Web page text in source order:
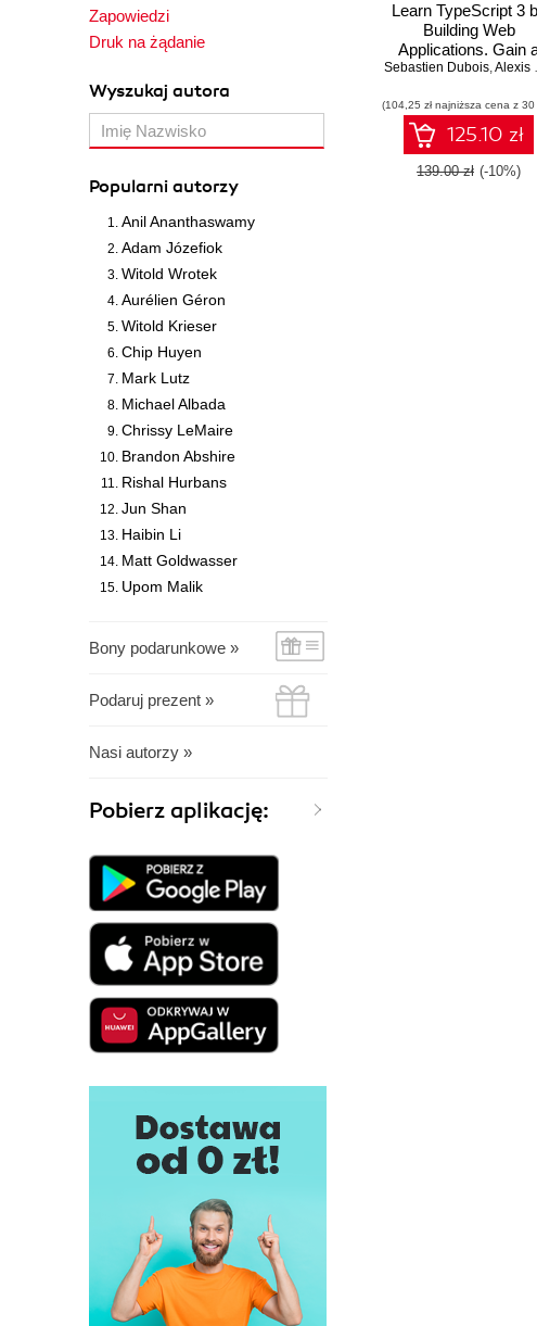
Zapowiedzi
Druk na żądanie
Wyszukaj autora
Popularni autorzy
Anil Ananthaswamy
Adam Józefiok
Witold Wrotek
Aurélien Géron
Witold Krieser
Chip Huyen
Mark Lutz
Michael Albada
Chrissy LeMaire
Brandon Abshire
Rishal Hurbans
Jun Shan
Haibin Li
Matt Goldwasser
Upom Malik
Bony podarunkowe »
Podaruj prezent »
Nasi autorzy »
Pobierz aplikację:
Learn TypeScript 3
Building Web
Applications. Gain
solid understanding
Vue, React, and
NestJS
Sebastien Dubois,Alexis Georges
(104,25 zł najniższa cena z 30
125.10 zł
139.00 zł (-10%)